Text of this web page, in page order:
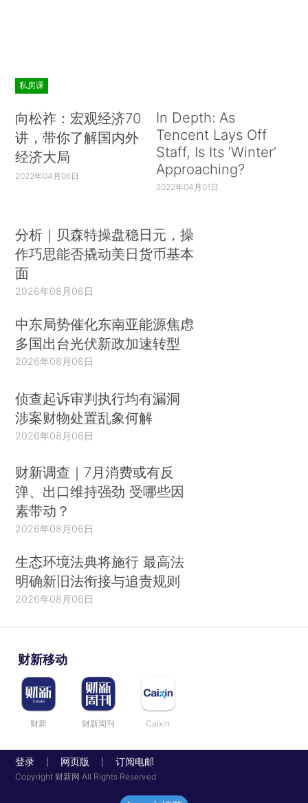
私房课
向松祚：宏观经济70
讲，带你了解国内外
经济大局
2022年04月06日
In Depth: As
Tencent Lays Off
Staff, Is Its ‘Winter’
Approaching?
2022年04月01日
分析｜贝森特操盘稳日元，操
作巧思能否撬动美日货币基本
面
2026年08月06日
中东局势催化东南亚能源焦虑
多国出台光伏新政加速转型
2026年08月06日
侦查起诉审判执行均有漏洞
涉案财物处置乱象何解
2026年08月06日
财新调查｜7月消费或有反
弹、出口维持强劲 受哪些因
素带动？
2026年08月06日
生态环境法典将施行 最高法
明确新旧法衔接与追责规则
2026年08月06日
财新移动
财新 财新周刊 Caixin
登录 网页版 订阅电邮
Copyright 财新网 All Rights Reserved